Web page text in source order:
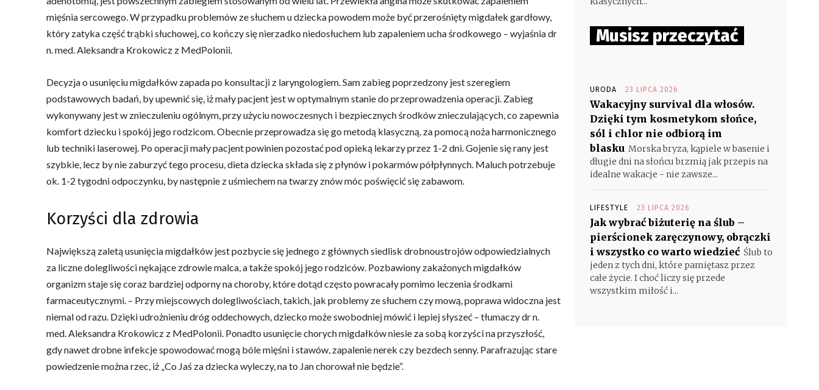
mięśnia sercowego. W przypadku problemów ze słuchem u dziecka powodem może być przerośnięty migdałek gardłowy,
który zatyka część trąbki słuchowej, co kończy się nierzadko niedosłuchem lub zapaleniem ucha środkowego – wyjaśnia dr
n. med. Aleksandra Krokowicz z MedPolonii.
Decyzja o usunięciu migdałków zapada po konsultacji z laryngologiem. Sam zabieg poprzedzony jest szeregiem
podstawowych badań, by upewnić się, iż mały pacjent jest w optymalnym stanie do przeprowadzenia operacji. Zabieg
wykonywany jest w znieczuleniu ogólnym, przy użyciu nowoczesnych i bezpiecznych środków znieczulających, co zapewnia
komfort dziecku i spokój jego rodzicom. Obecnie przeprowadza się go metodą klasyczną, za pomocą noża harmonicznego
lub techniki laserowej. Po operacji mały pacjent powinien pozostać pod opieką lekarzy przez 1-2 dni. Gojenie się rany jest
szybkie, lecz by nie zaburzyć tego procesu, dieta dziecka składa się z płynów i pokarmów półpłynnych. Maluch potrzebuje
ok. 1-2 tygodni odpoczynku, by następnie z uśmiechem na twarzy znów móc poświęcić się zabawom.
Korzyści dla zdrowia
Największą zaletą usunięcia migdałków jest pozbycie się jednego z głównych siedlisk drobnoustrojów odpowiedzialnych
za liczne dolegliwości nękające zdrowie malca, a także spokój jego rodziców. Pozbawiony zakażonych migdałków
organizm staje się coraz bardziej odporny na choroby, które dotąd często powracały pomimo leczenia środkami
farmaceutycznymi. – Przy miejscowych dolegliwościach, takich, jak problemy ze słuchem czy mową, poprawa widoczna jest
niemal od razu. Dzięki udrożnieniu dróg oddechowych, dziecko może swobodniej mówić i lepiej słyszeć – tłumaczy dr n.
med. Aleksandra Krokowicz z MedPolonii. Ponadto usunięcie chorych migdałków niesie za sobą korzyści na przyszłość,
gdy nawet drobne infekcje spowodować mogą bóle mięśni i stawów, zapalenie nerek czy bezdech senny. Parafrazując stare
powiedzenie można rzec, iż „Co Jaś za dziecka wyleczy, na to Jan chorował nie będzie”.
Musisz przeczytać
URODA 23 LIPCA 2026
Wakacyjny survival dla włosów.
Dzięki tym kosmetykom słońce,
sól i chlor nie odbiorą im
blasku Morska bryza, kąpiele w basenie i
długie dni na słońcu brzmią jak przepis na
idealne wakacje - nie zawsze...
LIFESTYLE 23 LIPCA 2026
Jak wybrać biżuterię na ślub –
pierścionek zaręczynowy, obrączki
i wszystko co warto wiedzieć Ślub to
jeden z tych dni, które pamiętasz przez
całe życie. I choć liczy się przede
wszystkim miłość i...